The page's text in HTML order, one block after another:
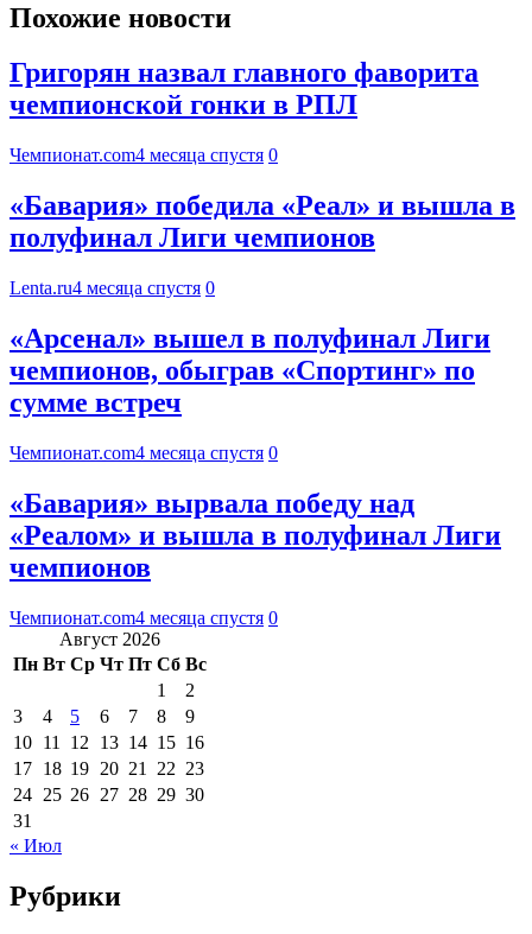
Похожие новости
Григорян назвал главного фаворита
чемпионской гонки в РПЛ
Чемпионат.com4 месяца спустя 0
«Бавария» победила «Реал» и вышла в
полуфинал Лиги чемпионов
Lenta.ru4 месяца спустя 0
«Арсенал» вышел в полуфинал Лиги
чемпионов, обыграв «Спортинг» по
сумме встреч
Чемпионат.com4 месяца спустя 0
«Бавария» вырвала победу над
«Реалом» и вышла в полуфинал Лиги
чемпионов
Чемпионат.com4 месяца спустя 0
Август 2026
Пн Вт Ср Чт Пт Сб Вс
1
2
3
4 5 6 7 8
9
10 11 12 13 14 15 16
17 18 19 20 21 22 23
24 25 26 27 28 29 30
31
« Июл
Рубрики